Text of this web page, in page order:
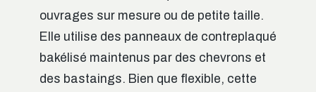
ouvrages sur mesure ou de petite taille.
Elle utilise des panneaux de contreplaqué
bakélisé maintenus par des chevrons et
des bastaings. Bien que flexible, cette